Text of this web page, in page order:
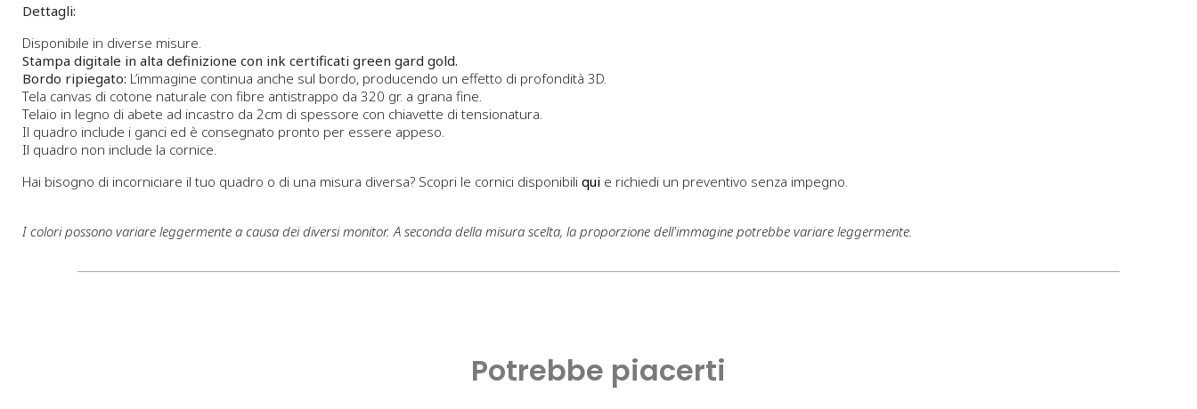
Dettagli:
Disponibile in diverse misure.
Stampa digitale in alta definizione con ink certificati green gard gold.
Bordo ripiegato: L’immagine continua anche sul bordo, producendo un effetto di profondità 3D.
Tela canvas di cotone naturale con fibre antistrappo da 320 gr. a grana fine.
Telaio in legno di abete ad incastro da 2cm di spessore con chiavette di tensionatura.
Il quadro include i ganci ed è consegnato pronto per essere appeso.
Il quadro non include la cornice.
Hai bisogno di incorniciare il tuo quadro o di una misura diversa? Scopri le cornici disponibili qui e richiedi un preventivo senza impegno.
I colori possono variare leggermente a causa dei diversi monitor. A seconda della misura scelta, la proporzione dell'immagine potrebbe variare leggermente.
Potrebbe piacerti